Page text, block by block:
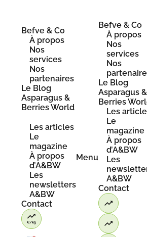
Befve & Co
À propos
Nos
services
Nos
partenaires
Le Blog
Asparagus &
Berries World
Les articles
Le
magazine
À propos
d’A&BW
Les
newsletters
A&BW
Contact
Menu
Befve & Co
À propos
Nos
services
Nos
Le Blog
Asparagus &
Berries
Les
Le
magazine
À propos
d’A&BW
Les
A&BW
Contact